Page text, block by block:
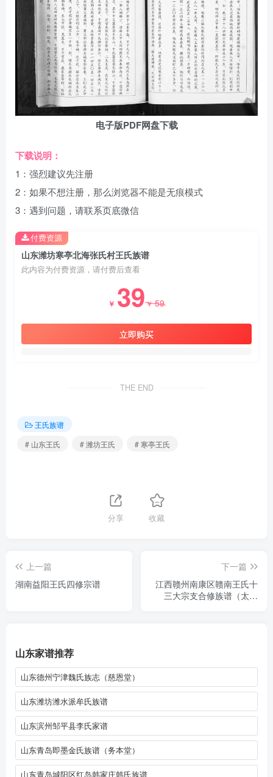
电子版PDF网盘下载
下载说明：
1：强烈建议先注册
2：如果不想注册，那么浏览器不能是无痕模式
3：遇到问题，请联系页底微信
山东潍坊寒亭北海张氏村王氏族谱
此内容为付费资源，请付费后查看
￥ 39￥59
立即购买
付费资源
THE END
王氏族谱
# 山东王氏
# 潍坊王氏 # 寒亭王氏
分享 收藏
上一篇
湖南益阳王氏四修宗谱
下一篇
江西赣州南康区赣南王氏十
三大宗支合修族谱（太原
山东家谱推荐
山东德州宁津魏氏族志（慈恩堂）
山东潍坊潍水派牟氏族谱
山东滨州邹平县李氏家谱
山东青岛即墨金氏族谱（务本堂）
山东青岛城阳区红岛韩家庄韩氏族谱